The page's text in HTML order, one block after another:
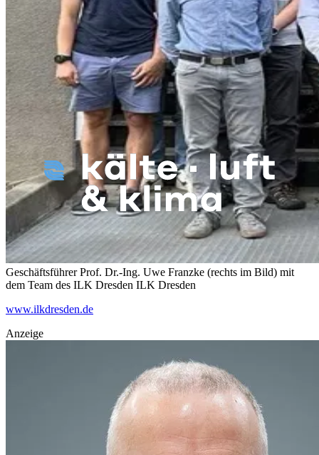
Geschäftsführer Prof. Dr.-Ing. Uwe Franzke (rechts im Bild) mit
dem Team des ILK Dresden ILK Dresden
www.ilkdresden.de
Anzeige